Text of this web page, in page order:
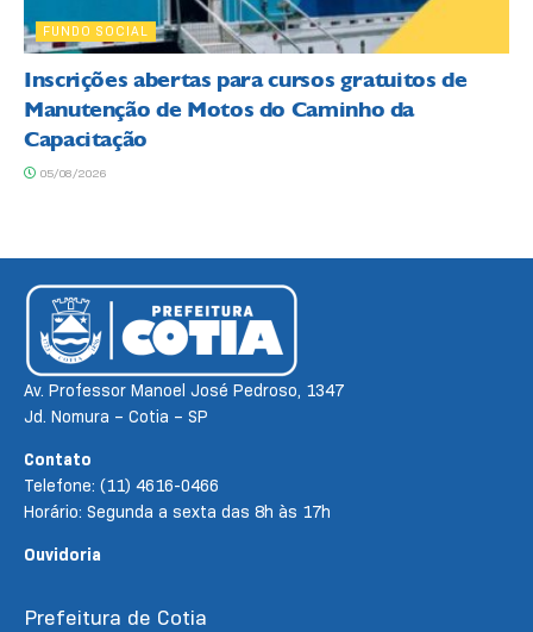
FUNDO SOCIAL
Inscrições abertas para cursos gratuitos de
Manutenção de Motos do Caminho da
Capacitação
05/08/2026
Av. Professor Manoel José Pedroso, 1347
Jd. Nomura – Cotia – SP
Contato
Telefone: (11) 4616-0466
Horário: Segunda a sexta das 8h às 17h
Ouvidoria
Prefeitura de Cotia